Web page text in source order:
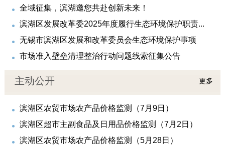
全域征集，滨湖邀您共赴创新未来！
滨湖区发展改革委2025年度履行生态环境保护职责...
无锡市滨湖区发展和改革委员会生态环境保护事项
市场准入壁垒清理整治行动问题线索征集公告
主动公开 更多
滨湖区农贸市场农产品价格监测（7月9日）
滨湖区超市主副食品及日用品价格监测（7月2日）
滨湖区农贸市场农产品价格监测（5月28日）